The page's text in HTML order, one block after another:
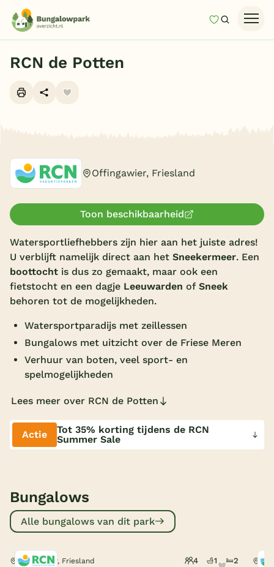
MijnZoeken
Last minutes
Onze vakantiegidsen
Vakantieparken
Subtropisch zwembad
Overdekt zwembad
Indoor speeltuin
Alle populaire faciliteiten
Bestemmingen
Limburg
RCN de Potten
Offingawier, Friesland
Toon beschikbaarheid
Watersportliefhebbers zijn hier aan het juiste adres!
U verblijft namelijk direct aan het Sneekermeer. Een
boottocht is dus zo gemaakt, maar ook een
fietstocht en een dagje Leeuwarden ofSneek
behoren tot de mogelijkheden.
Watersportparadijs met zeillessen
Bungalows met uitzicht over de Friese Meren
Verhuur van boten, veel sport- en
spelmogelijkheden
Lees meer over RCN de Potten
Actie
Tot 35% korting tijdens de RCN
Summer Sale
Bungalows
Alle bungalows van dit park
Offingawier, Friesland 4 1 2